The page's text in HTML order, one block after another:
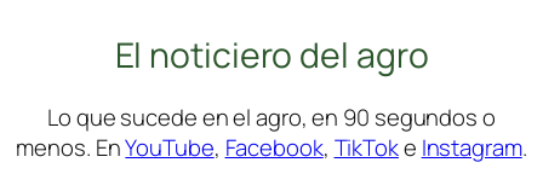
El noticiero del agro
Lo que sucede en el agro, en 90 segundos o
menos. EnYouTube, Facebook, TikToke Instagram.